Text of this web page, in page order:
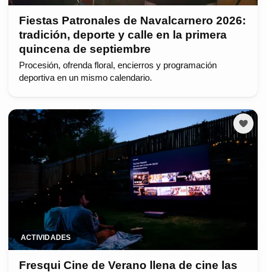
Fiestas Patronales de Navalcarnero 2026:
tradición, deporte y calle en la primera
quincena de septiembre
Procesión, ofrenda floral, encierros y programación
deportiva en un mismo calendario.
ACTIVIDADES
Fresqui Cine de Verano llena de cine las